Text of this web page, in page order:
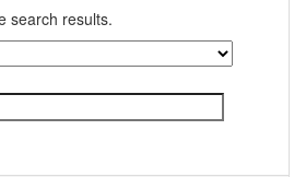
search results.